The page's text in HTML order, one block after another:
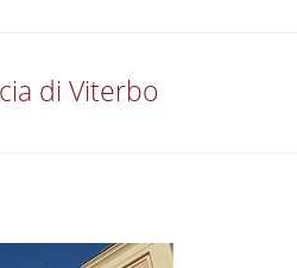
di Viterbo